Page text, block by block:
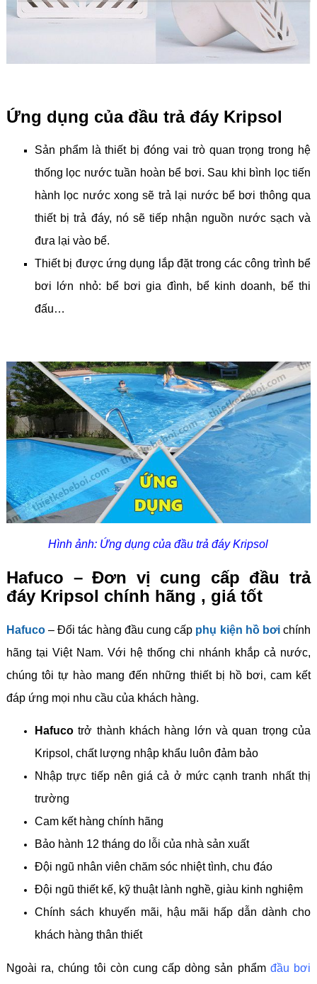
Ứng dụng của đầu trả đáy Kripsol
Sản phẩm là thiết bị đóng vai trò quan trọng trong hệ
thống lọc nước tuần hoàn bể bơi. Sau khi bình lọc tiến
hành lọc nước xong sẽ trả lại nước bể bơi thông qua
thiết bị trả đáy, nó sẽ tiếp nhận nguồn nước sạch và
đưa lại vào bể.
Thiết bị được ứng dụng lắp đặt trong các công trình bể
bơi lớn nhỏ: bể bơi gia đình, bể kinh doanh, bể thi
đấu…
Hình ảnh: Ứng dụng của đầu trả đáy Kripsol
Hafuco – Đơn vị cung cấp đầu trả
đáy Kripsol chính hãng , giá tốt
Hafuco– Đối tác hàng đầu cung cấp phụ kiện hồ bơi chính
hãng tại Việt Nam. Với hệ thống chi nhánh khắp cả nước,
chúng tôi tự hào mang đến những thiết bị hồ bơi, cam kết
đáp ứng mọi nhu cầu của khách hàng.
Hafucotrở thành khách hàng lớn và quan trọng của
Kripsol, chất lượng nhập khẩu luôn đảm bảo
Nhập trực tiếp nên giá cả ở mức cạnh tranh nhất thị
trường
Cam kết hàng chính hãng
Bảo hành 12 tháng do lỗi của nhà sản xuất
Đội ngũ nhân viên chăm sóc nhiệt tình, chu đáo
Đội ngũ thiết kế, kỹ thuật lành nghề, giàu kinh nghiệm
Chính sách khuyến mãi, hậu mãi hấp dẫn dành cho
khách hàng thân thiết
Ngoài ra, chúng tôi còn cung cấp dòng sản phẩm đầu bơi